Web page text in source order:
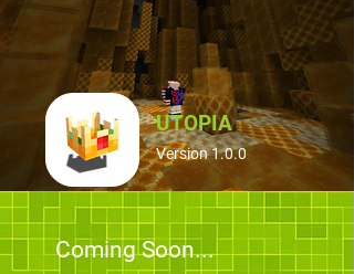
UTOPIA
Version 1.0.0
Coming Soon...